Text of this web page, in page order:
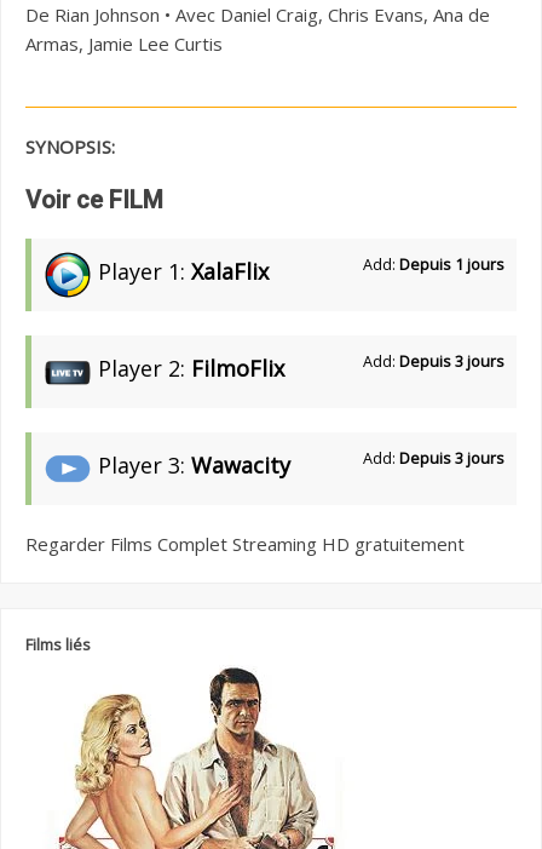
De Rian Johnson • Avec Daniel Craig, Chris Evans, Ana de
Armas, Jamie Lee Curtis
SYNOPSIS:
Voir ce FILM
Player 1: XalaFlix Add: Depuis 1 jours
Player 2: FilmoFlix Add: Depuis 3 jours
Player 3: Wawacity Add: Depuis 3 jours
Regarder Films Complet Streaming HD gratuitement
Films liés